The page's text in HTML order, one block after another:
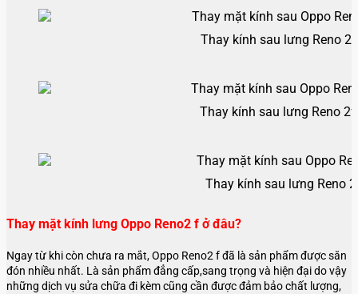
Thay kính sau lưng Reno
Thay kính sau lưng Reno
Thay kính sau lưng Reno
Thay mặt kính lưng Oppo Reno2 f ở đâu?
Ngay từ khi còn chưa ra mắt, Oppo Reno2 f đã là sản phẩm được săn
đón nhiều nhất. Là sản phẩm đẳng cấp,sang trọng và hiện đại do vậy
những dịch vụ sửa chữa đi kèm cũng cần được đảm bảo chất lượng,